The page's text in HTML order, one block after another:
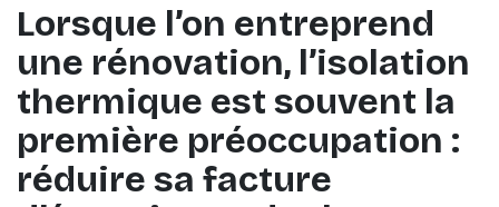
Lorsque l’on entreprend
une rénovation, l’isolation
thermique est souvent la
première préoccupation :
réduire sa facture